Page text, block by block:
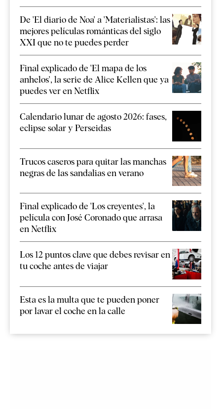
De 'El diario de Noa' a 'Materialistas': las
mejores películas románticas del siglo
XXI que no te puedes perder
Final explicado de 'El mapa de los
anhelos', la serie de Alice Kellen que ya
puedes ver en Netflix
Calendario lunar de agosto 2026: fases,
eclipse solar y Perseidas
Trucos caseros para quitar las manchas
negras de las sandalias en verano
Final explicado de 'Los creyentes', la
película con José Coronado que arrasa
en Netflix
Los 12 puntos clave que debes revisar en
tu coche antes de viajar
Esta es la multa que te pueden poner
por lavar el coche en la calle